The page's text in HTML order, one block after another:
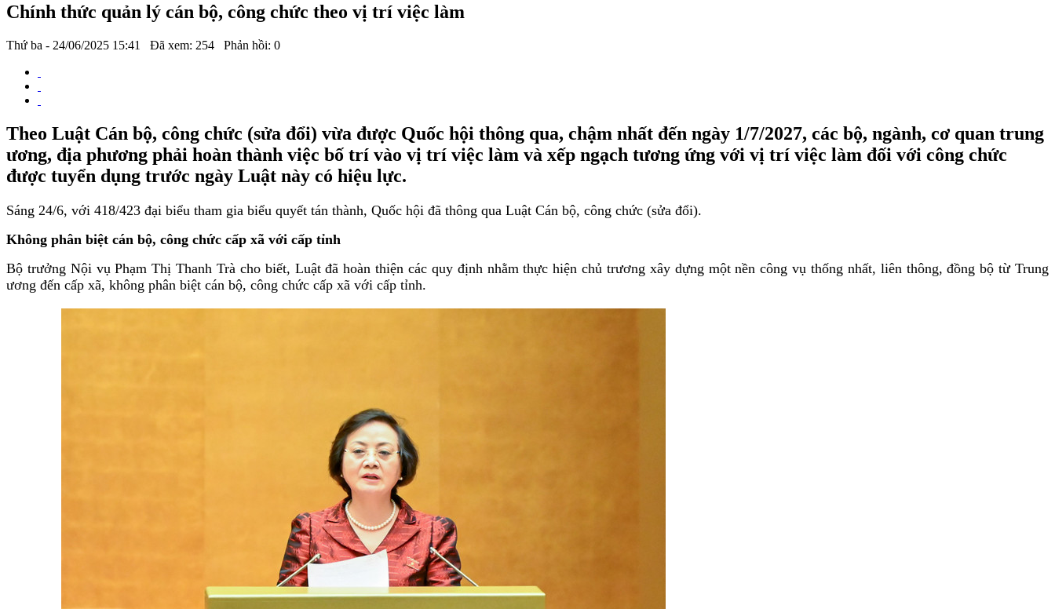
Chính thức quản lý cán bộ, công chức theo vị trí việc làm
Thứ ba - 24/06/2025 15:41 Đã xem: 254 Phản hồi: 0
Theo Luật Cán bộ, công chức (sửa đổi) vừa được Quốc hội thông qua, chậm nhất đến ngày 1/7/2027, các bộ, ngành, cơ quan trung
ương, địa phương phải hoàn thành việc bố trí vào vị trí việc làm và xếp ngạch tương ứng với vị trí việc làm đối với công chức
được tuyển dụng trước ngày Luật này có hiệu lực.
Sáng 24/6, với 418/423 đại biểu tham gia biểu quyết tán thành, Quốc hội đã thông qua Luật Cán bộ, công chức (sửa đổi).
Không phân biệt cán bộ, công chức cấp xã với cấp tỉnh
Bộ trưởng Nội vụ Phạm Thị Thanh Trà cho biết, Luật đã hoàn thiện các quy định nhằm thực hiện chủ trương xây dựng một nền công vụ thống nhất, liên thông, đồng bộ từ Trung
ương đến cấp xã, không phân biệt cán bộ, công chức cấp xã với cấp tỉnh.